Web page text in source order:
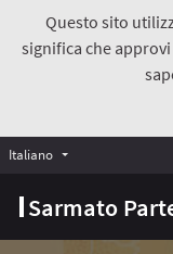
Questo sito
significa che
Sarmato
Italiano Choose language